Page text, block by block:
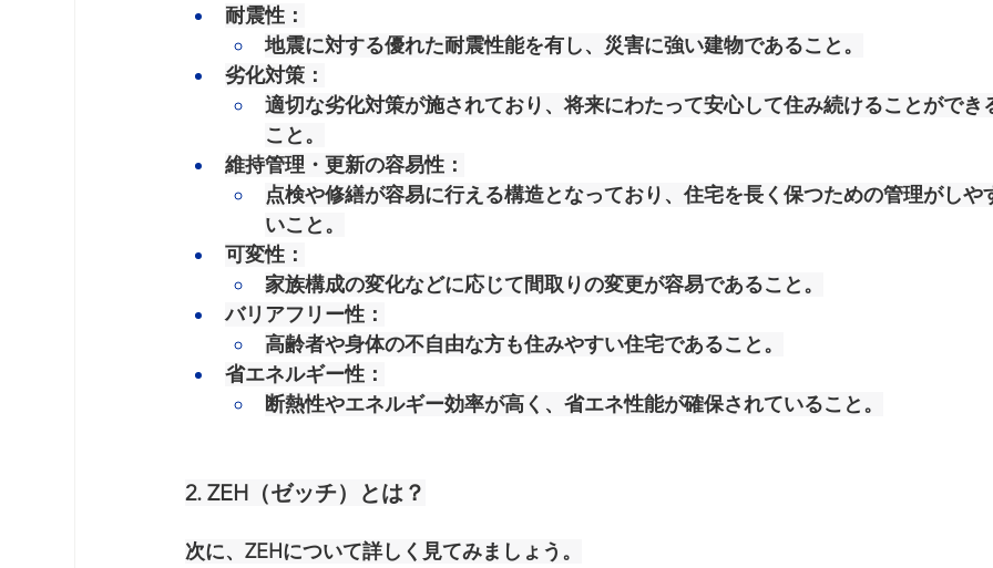
耐震性 ：
地震に対する優れた耐震性能を有し、災害に強い建物であること。
劣化対策 ：
適切な劣化対策が施されており、将来にわたって安心して住み続けることができ
こと。
維持管理・更新の容易性 ：
点検や修繕が容易に行える構造となっており、住宅を長く保つための管理がしや
いこと。
可変性 ：
家族構成の変化などに応じて間取りの変更が容易であること。
バリアフリー性 ：
高齢者や身体の不自由な方も住みやすい住宅であること。
省エネルギー性 ：
断熱性やエネルギー効率が高く、省エネ性能が確保されていること。
2. ZEH（ゼッチ）とは？
次に、ZEHについて詳しく見てみましょう。